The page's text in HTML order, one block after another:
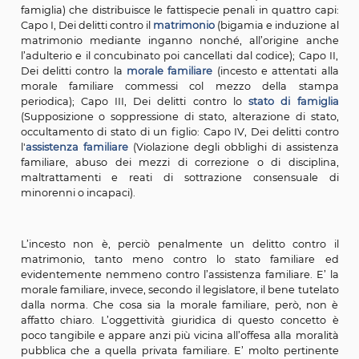
Scrive l’antropologo americano Robin Fox in
voce “Incesto” dell’Enciclopedia delle scienze sociali
dell’Enciclopedia Italiana fondata da Giovanni
Roma, 1994) che l’Oxford English Dictionary definisce
come rapporto carnale tra congiunti
definizione, al pari di molte altre analoghe, lascia
questione di quanto debbano essere prossimi i
questione perché si possa parlare di incesto.
dell’incesto ricorra in una qualche forma in tutte le
conosciute, esistono notevoli differenze per quanto
sessuale è classificato come incesto e soggetto a
L’individuazione del bene giuridico tutelato dalla
penale non è, quindi, affatto agevole.